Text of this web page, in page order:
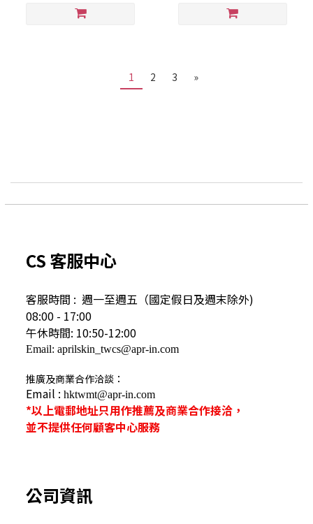
1 2 3 »
CS 客服中心
客服時間 : 週一至週五（國定假日及週末除外)
08:00 - 17:00
午休時間: 10:50-12:00
Email: aprilskin_twcs@apr-in.com
推廣及商業合作洽談：
Email : hktwmt@apr-in.com
*以上電郵地址只用作推薦及商業合作接洽，
並不提供任何顧客中心服務
公司資訊